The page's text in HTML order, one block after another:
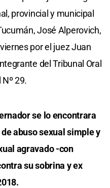
provincial y municipal
José Alperovich,
por el juez Juan
del Tribunal Oral
29.
se lo encontrara
abuso sexual simple y
agravado -con
su sobrina y ex